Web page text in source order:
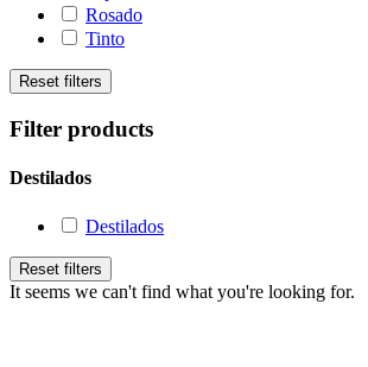
Rosado
Tinto
Reset filters
Filter products
Destilados
Destilados
Reset filters
It seems we can't find what you're looking for.